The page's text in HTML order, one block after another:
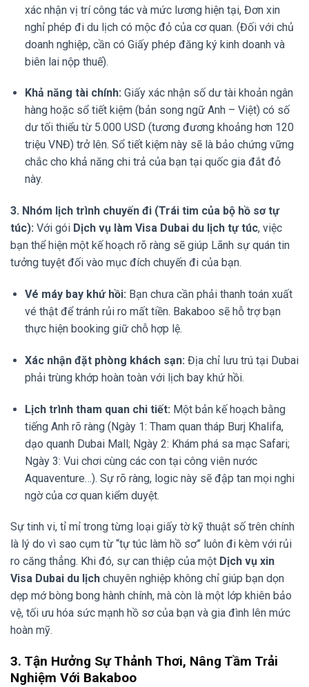
xác nhận vị trí công tác và mức lương hiện tại, Đơn xin
nghỉ phép đi du lịch có mộc đỏ của cơ quan. (Đối với chủ
doanh nghiệp, cần có Giấy phép đăng ký kinh doanh và
biên lai nộp thuế).
Khả năng tài chính: Giấy xác nhận số dư tài khoản ngân
hàng hoặc sổ tiết kiệm (bản song ngữ Anh – Việt) có số
dư tối thiểu từ 5.000 USD (tương đương khoảng hơn 120
triệu VNĐ) trở lên. Sổ tiết kiệm này sẽ là bảo chứng vững
chắc cho khả năng chi trả của bạn tại quốc gia đắt đỏ
này.
3. Nhóm lịch trình chuyến đi (Trái tim của bộ hồ sơ tự
túc): Với gói Dịch vụ làm Visa Dubai du lịch tự túc, việc
bạn thể hiện một kế hoạch rõ ràng sẽ giúp Lãnh sự quán tin
tưởng tuyệt đối vào mục đích chuyến đi của bạn.
Vé máy bay khứ hồi: Bạn chưa cần phải thanh toán xuất
vé thật để tránh rủi ro mất tiền. Bakaboo sẽ hỗ trợ bạn
thực hiện booking giữ chỗ hợp lệ.
Xác nhận đặt phòng khách sạn: Địa chỉ lưu trú tại Dubai
phải trùng khớp hoàn toàn với lịch bay khứ hồi.
Lịch trình tham quan chi tiết: Một bản kế hoạch bằng
tiếng Anh rõ ràng (Ngày 1: Tham quan tháp Burj Khalifa,
dạo quanh Dubai Mall; Ngày 2: Khám phá sa mạc Safari;
Ngày 3: Vui chơi cùng các con tại công viên nước
Aquaventure…). Sự rõ ràng, logic này sẽ đập tan mọi nghi
ngờ của cơ quan kiểm duyệt.
Sự tinh vi, tỉ mỉ trong từng loại giấy tờ kỹ thuật số trên chính
là lý do vì sao cụm từ “tự túc làm hồ sơ” luôn đi kèm với rủi
ro căng thẳng. Khi đó, sự can thiệp của một Dịch vụ xin
Visa Dubai du lịch chuyên nghiệp không chỉ giúp bạn dọn
dẹp mớ bòng bong hành chính, mà còn là một lớp khiên bảo
vệ, tối ưu hóa sức mạnh hồ sơ của bạn và gia đình lên mức
hoàn mỹ.
3. Tận Hưởng Sự Thảnh Thơi, Nâng Tầm Trải
Nghiệm Với Bakaboo